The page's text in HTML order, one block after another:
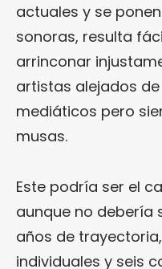
actuales y se
sonoras, resulta
arrinconar
artistas alejados
mediáticos pero
musas.
Este podría ser el
aunque no debería
años de
individuales y seis